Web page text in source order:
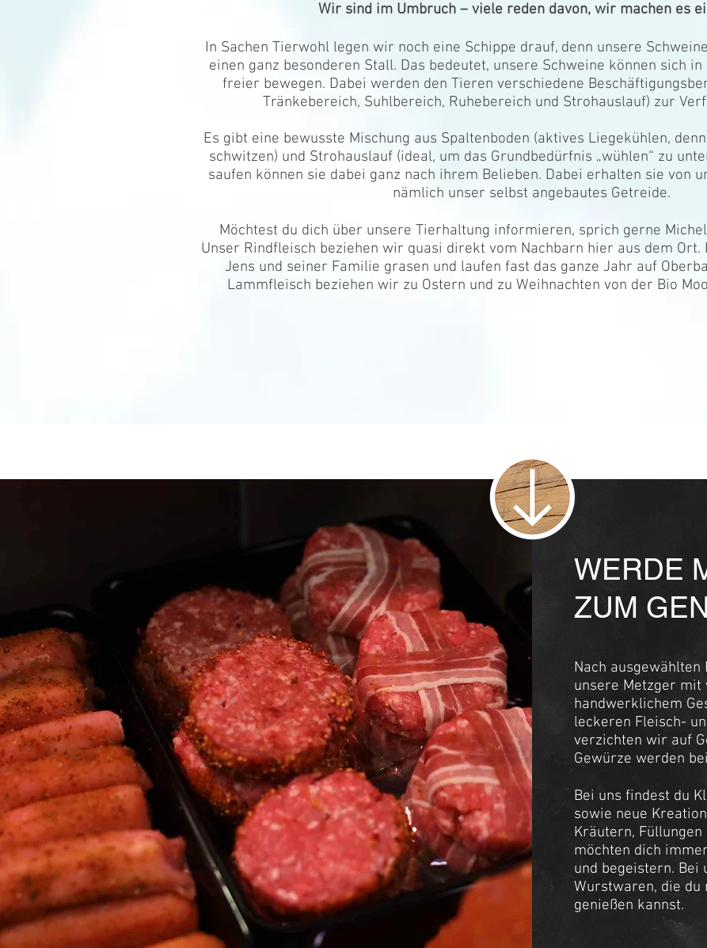
Wir sind im Umbruch – viele reden davon, wir machen es
In Sachen Tierwohl legen wir noch eine Schippe drauf, denn unsere
einen ganz besonderen Stall. Das bedeutet, unsere Schweine können sich
freier bewegen. Dabei werden den Tieren verschiedene
Tränkebereich, Suhlbereich, Ruhebereich und Strohauslauf) zur
Es gibt eine bewusste Mischung aus Spaltenboden (aktives Liegekühlen,
schwitzen) und Strohauslauf (ideal, um das Grundbedürfnis „wühlen“ zu
saufen können sie dabei ganz nach ihrem Belieben. Dabei erhalten sie von
nämlich unser selbst angebautes Getreide.
Möchtest du dich über unsere Tierhaltung informieren, sprich gerne
Unser Rindfleisch beziehen wir quasi direkt vom Nachbarn hier aus dem
Jens und seiner Familie grasen und laufen fast das ganze Jahr auf
Lammfleisch beziehen wir zu Ostern und zu Weihnachten von der Bio
WERDE
ZUM
Nach
unsere Metzger mit
handwerklichem
leckeren Fleisch-
verzichten wir auf
Gewürze werden
Bei uns findest du
sowie neue
Kräutern,
möchten dich
und begeistern. Bei
Wurstwaren, die du
genießen kannst.